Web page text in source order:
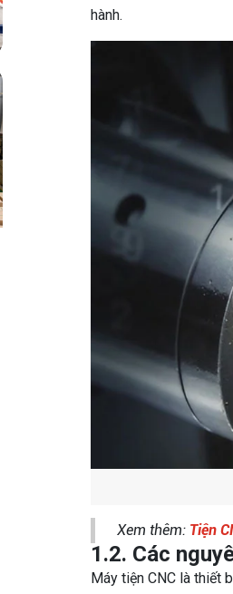
hành.
Xem thêm: Tiện
1.2. Các
Máy tiện CNC là thiết